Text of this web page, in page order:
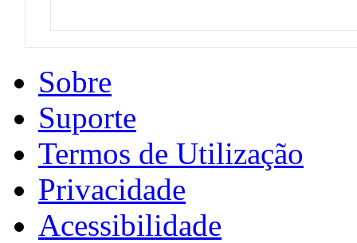
Sobre
Suporte
Termos de Utilização
Privacidade
Acessibilidade